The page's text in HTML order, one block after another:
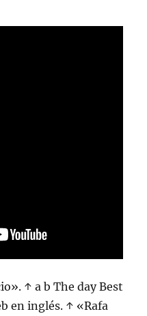
↑ a b The day Best
en inglés. ↑ «Rafa